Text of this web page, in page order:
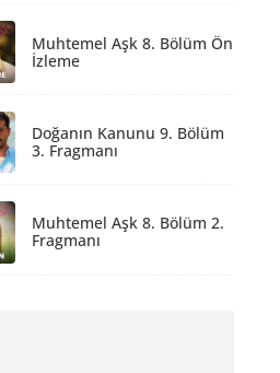
Muhtemel Aşk 8. Bölüm Ön
İzleme
Doğanın Kanunu 9. Bölüm
3. Fragmanı
Muhtemel Aşk 8. Bölüm 2.
Fragmanı